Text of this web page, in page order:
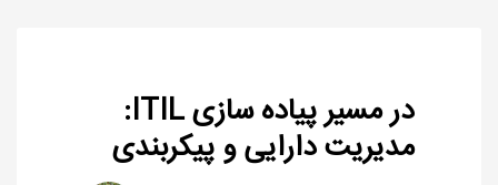
در مسیر پیاده سازی ITIL:
مدیریت دارایی و پیکربندی